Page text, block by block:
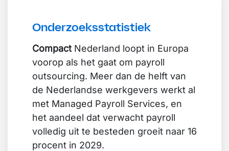
Onderzoeksstatistiek
Compact Nederland loopt in Europa
voorop als het gaat om payroll
outsourcing. Meer dan de helft van
de Nederlandse werkgevers werkt al
met Managed Payroll Services, en
het aandeel dat verwacht payroll
volledig uit te besteden groeit naar 16
procent in 2029.